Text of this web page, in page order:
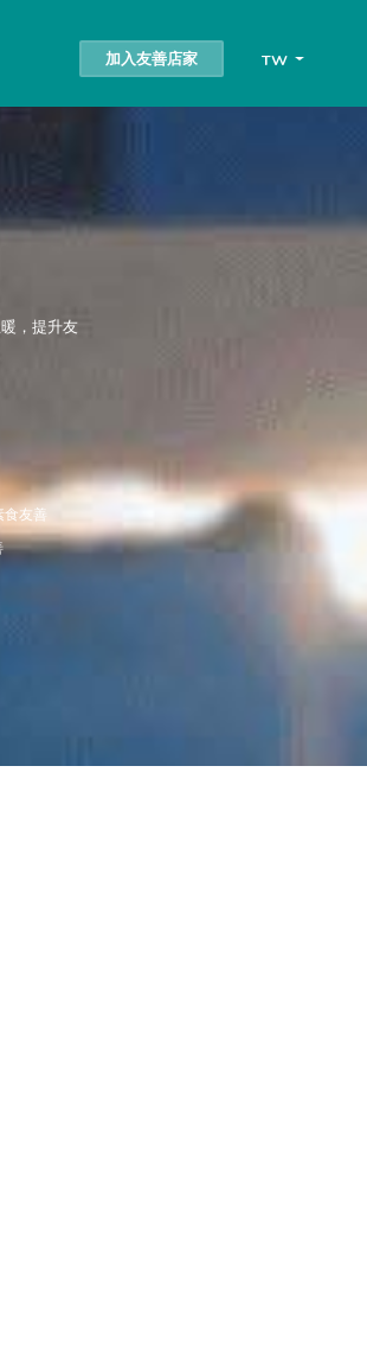
加入友善店家 TW
，提升友
食友善